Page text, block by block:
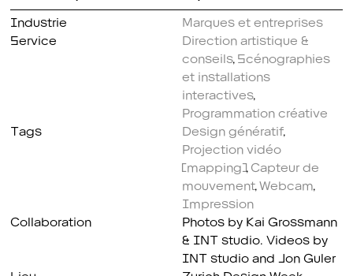
Industrie
Marques et entreprises
Service
Direction artistique &
conseils Scénographies
et installations
interactives
Programmation créative
Tags
Design génératif,
Projection vidéo
(mapping), Capteur de
mouvement, Webcam
Impression
Collaboration
Photos by Kai Grossmann
& INT studio. Videos by
INT studio and Jon Guler